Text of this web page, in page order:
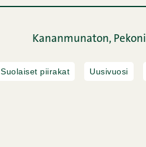
Kananmunaton, Pekoni
Suolaiset piirakat Uusivuosi